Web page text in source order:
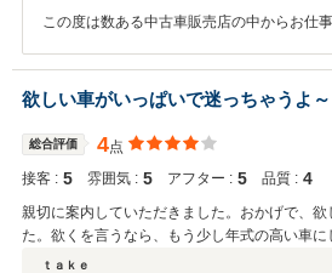
この度は数ある中古車販売店の中からお仕
になりますので操作方法やメンテナンスな
等ございましたら、いつでもお気軽にご来
欲しい車がいっぱいで迷っちゃうよ～
総合評価 4点
接客 : 5 雰囲気 : 5 アフター : 5 品質 : 4
親切に案内していただきました。おかげで、
た。欲くを言うなら、もう少し年式の高い車に
ｔａｋｅ